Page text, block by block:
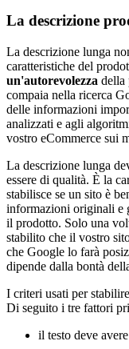
La descrizione
La descrizione lunga
caratteristiche del
un'autorevolezza della
compaia nella ricerca
delle informazioni
analizzati e agli
vostro eCommerce sui
La descrizione lunga
essere di qualità. È la
stabilisce se un sito è
informazioni originali e
il prodotto. Solo una
stabilito che il vostro
che Google lo farà
dipende dalla bontà
I criteri usati per
Di seguito i tre fattori
il testo deve